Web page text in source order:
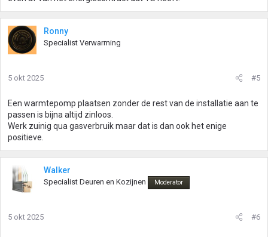
Ronny
Specialist Verwarming
5 okt 2025 #5
Een warmtepomp plaatsen zonder de rest van de installatie aan te
passen is bijna altijd zinloos.
Werk zuinig qua gasverbruik maar dat is dan ook het enige
positieve.
Walker
Specialist Deuren en Kozijnen Moderator
5 okt 2025 #6